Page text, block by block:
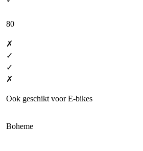
80
✗
✓
✓
✗
Ook geschikt voor E-bikes
Boheme